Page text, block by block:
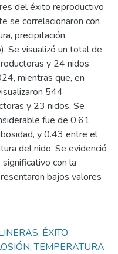
del éxito reproductivo
se correlacionaron con
precipitación,
Se visualizó un total de
y 24 nidos
mientras que, en
544
y 23 nidos. Se
fue de 0.61
y 0.43 entre el
del nido. Se evidenció
con la
bajos valores
, ÉXITO
,TEMPERATURA